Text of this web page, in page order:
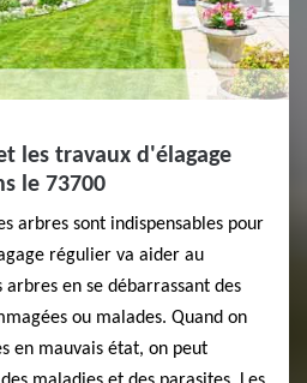
les travaux d'élagage
le 73700
arbres sont indispensables pour
régulier va aider au
en se débarrassant des
ou malades. Quand on
en mauvais état, on peut